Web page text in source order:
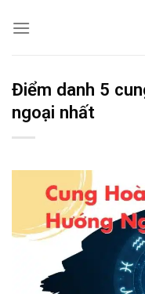
qua
Điểm danh 5
ngoại nhất